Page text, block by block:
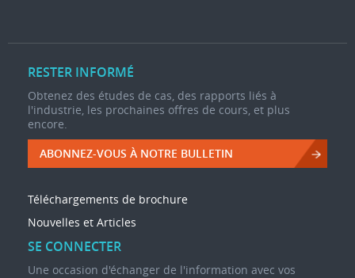
RESTER INFORMÉ
Obtenez des études de cas, des rapports liés à
l'industrie, les prochaines offres de cours, et plus
encore.
ABONNEZ-VOUS À NOTRE BULLETIN
Téléchargements de brochure
Nouvelles et Articles
SE CONNECTER
Une occasion d'échanger de l'information avec vos